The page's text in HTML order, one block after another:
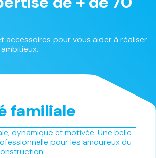
accessoires pour vous aider à réaliser
familiale
dynamique et motivée. Une belle
pour les amoureux du